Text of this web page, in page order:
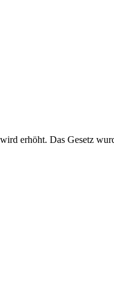
erhöht. Das Gesetz